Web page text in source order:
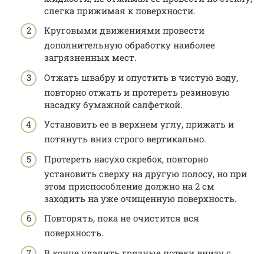
слегка прижимая к поверхности.
Круговыми движениями провести
дополнительную обработку наиболее
загрязненных мест.
Отжать швабру и опустить в чистую воду,
повторно отжать и протереть резиновую
насадку бумажной салфеткой.
Установить ее в верхнем углу, прижать и
потянуть вниз строго вертикально.
Протереть насухо скребок, повторно
установить сверху на другую полосу, но при
этом приспособление должно на 2 см
заходить на уже очищенную поверхность.
Повторять, пока не очистится вся
поверхность.